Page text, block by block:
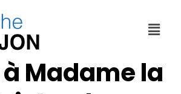
Madame la